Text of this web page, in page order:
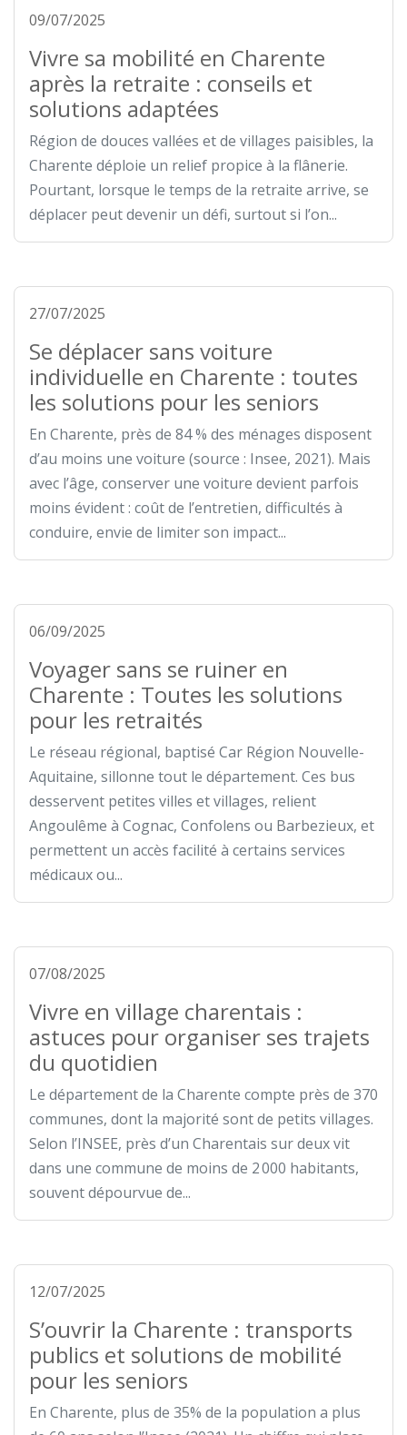
09/07/2025
Vivre sa mobilité en Charente
après la retraite : conseils et
solutions adaptées
Région de douces vallées et de villages paisibles, la
Charente déploie un relief propice à la flânerie.
Pourtant, lorsque le temps de la retraite arrive, se
déplacer peut devenir un défi, surtout si l’on...
27/07/2025
Se déplacer sans voiture
individuelle en Charente : toutes
les solutions pour les seniors
En Charente, près de 84 % des ménages disposent
d’au moins une voiture (source : Insee, 2021). Mais
avec l’âge, conserver une voiture devient parfois
moins évident : coût de l’entretien, difficultés à
conduire, envie de limiter son impact...
06/09/2025
Voyager sans se ruiner en
Charente : Toutes les solutions
pour les retraités
Le réseau régional, baptisé Car Région Nouvelle-
Aquitaine, sillonne tout le département. Ces bus
desservent petites villes et villages, relient
Angoulême à Cognac, Confolens ou Barbezieux, et
permettent un accès facilité à certains services
médicaux ou...
07/08/2025
Vivre en village charentais :
astuces pour organiser ses trajets
du quotidien
Le département de la Charente compte près de 370
communes, dont la majorité sont de petits villages.
Selon l’INSEE, près d’un Charentais sur deux vit
dans une commune de moins de 2 000 habitants,
souvent dépourvue de...
12/07/2025
S’ouvrir la Charente : transports
publics et solutions de mobilité
pour les seniors
En Charente, plus de 35% de la population a plus